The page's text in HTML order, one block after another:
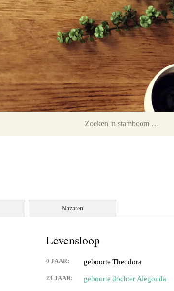
Nazaten
Levensloop
0 JAAR: geboorte Theodora
23 JAAR: geboorte dochter Alegonda